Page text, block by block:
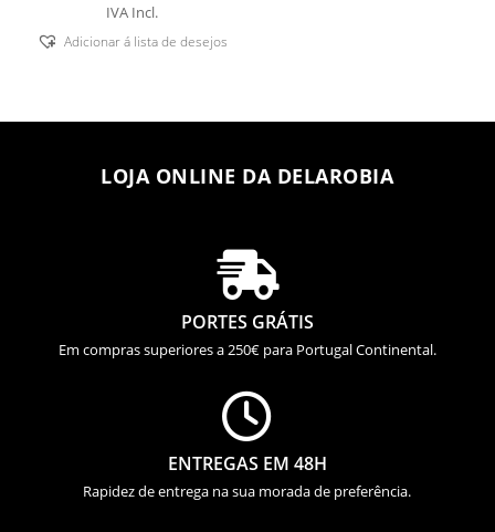
IVA Incl.
Adicionar á lista de desejos
LOJA ONLINE DA DELAROBIA

PORTES GRÁTIS
Em compras superiores a 250€ para Portugal Continental.

ENTREGAS EM 48H
Rapidez de entrega na sua morada de preferência.